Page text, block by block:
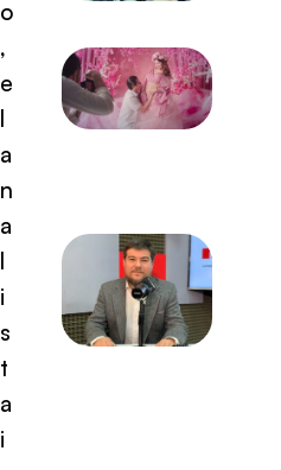
o
,
e
l
a
n
a
l
i
s
t
a
i